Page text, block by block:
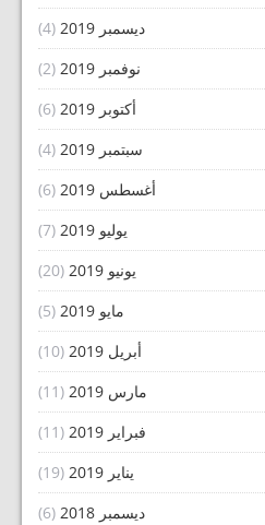
ديسمبر 2019
(4)
نوفمبر 2019
(2)
أكتوبر 2019
(6)
سبتمبر 2019
(4)
أغسطس 2019
(6)
يوليو 2019
(7)
يونيو 2019
(20)
مايو 2019
(5)
أبريل 2019
(10)
مارس 2019
(11)
فبراير 2019
(11)
يناير 2019
(19)
ديسمبر 2018
(6)